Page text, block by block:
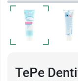
TePe